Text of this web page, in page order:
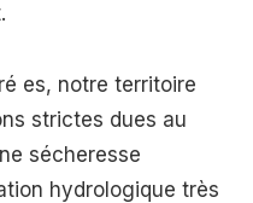
es, notre territoire
strictes dues au
sécheresse
hydrologique très